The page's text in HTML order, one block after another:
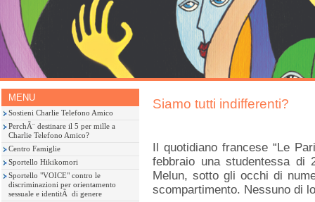
MENU
Sostieni Charlie Telefono Amico
PerchÃ¨ destinare il 5 per mille a
Charlie Telefono Amico?
Centro Famiglie
Sportello Hikikomori
Sportello "VOICE" contro le
discriminazioni per orientamento
sessuale e identitÃ di genere
Siamo tutti indifferenti?
Il quotidiano francese “Le
febbraio una studentessa di
Melun, sotto gli occhi di
scompartimento. Nessuno di